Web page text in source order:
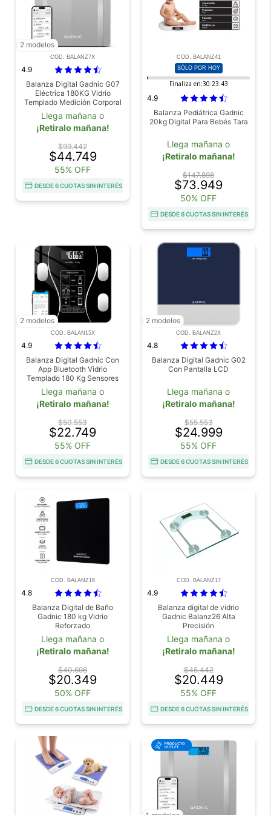
2 modelos
COD. BALANZ7X
4.9
Balanza Digital Gadnic G07
Eléctrica 180KG Vidrio
Templado Medición Corporal
Conexión Inalámbrica
Llega mañana o
¡Retiralo mañana!
$99.442
$44.749
55% OFF
DESDE 6 CUOTAS SIN INTERÉS
COD. BALANZ41
SÓLO POR HOY
Finaliza en:30:23:43
4.9
Balanza Pediátrica Gadnic
20kg Digital Para Bebés Tara
Llega mañana o
¡Retiralo mañana!
$147.898
$73.949
50% OFF
DESDE 6 CUOTAS SIN INTERÉS
2 modelos
COD. BALAN15X
4.9
Balanza Digital Gadnic Con
App Bluetooth Vidrio
Templado 180 Kg Sensores
Alta Precision
Llega mañana o
¡Retiralo mañana!
$50.553
$22.749
55% OFF
DESDE 6 CUOTAS SIN INTERÉS
2 modelos
COD. BALANZ2X
4.8
Balanza Digital Gadnic G02
Con Pantalla LCD
Llega mañana o
¡Retiralo mañana!
$55.553
$24.999
55% OFF
DESDE 6 CUOTAS SIN INTERÉS
COD. BALANZ16
4.8
Balanza Digital de Baño
Gadnic 180 kg Vidrio
Reforzado
Llega mañana o
¡Retiralo mañana!
$40.698
$20.349
50% OFF
DESDE 6 CUOTAS SIN INTERÉS
COD. BALANZ17
4.9
Balanza digital de vidrio
Gadnic Balanz26 Alta
Precisión
Llega mañana o
¡Retiralo mañana!
$45.442
$20.449
55% OFF
DESDE 6 CUOTAS SIN INTERÉS